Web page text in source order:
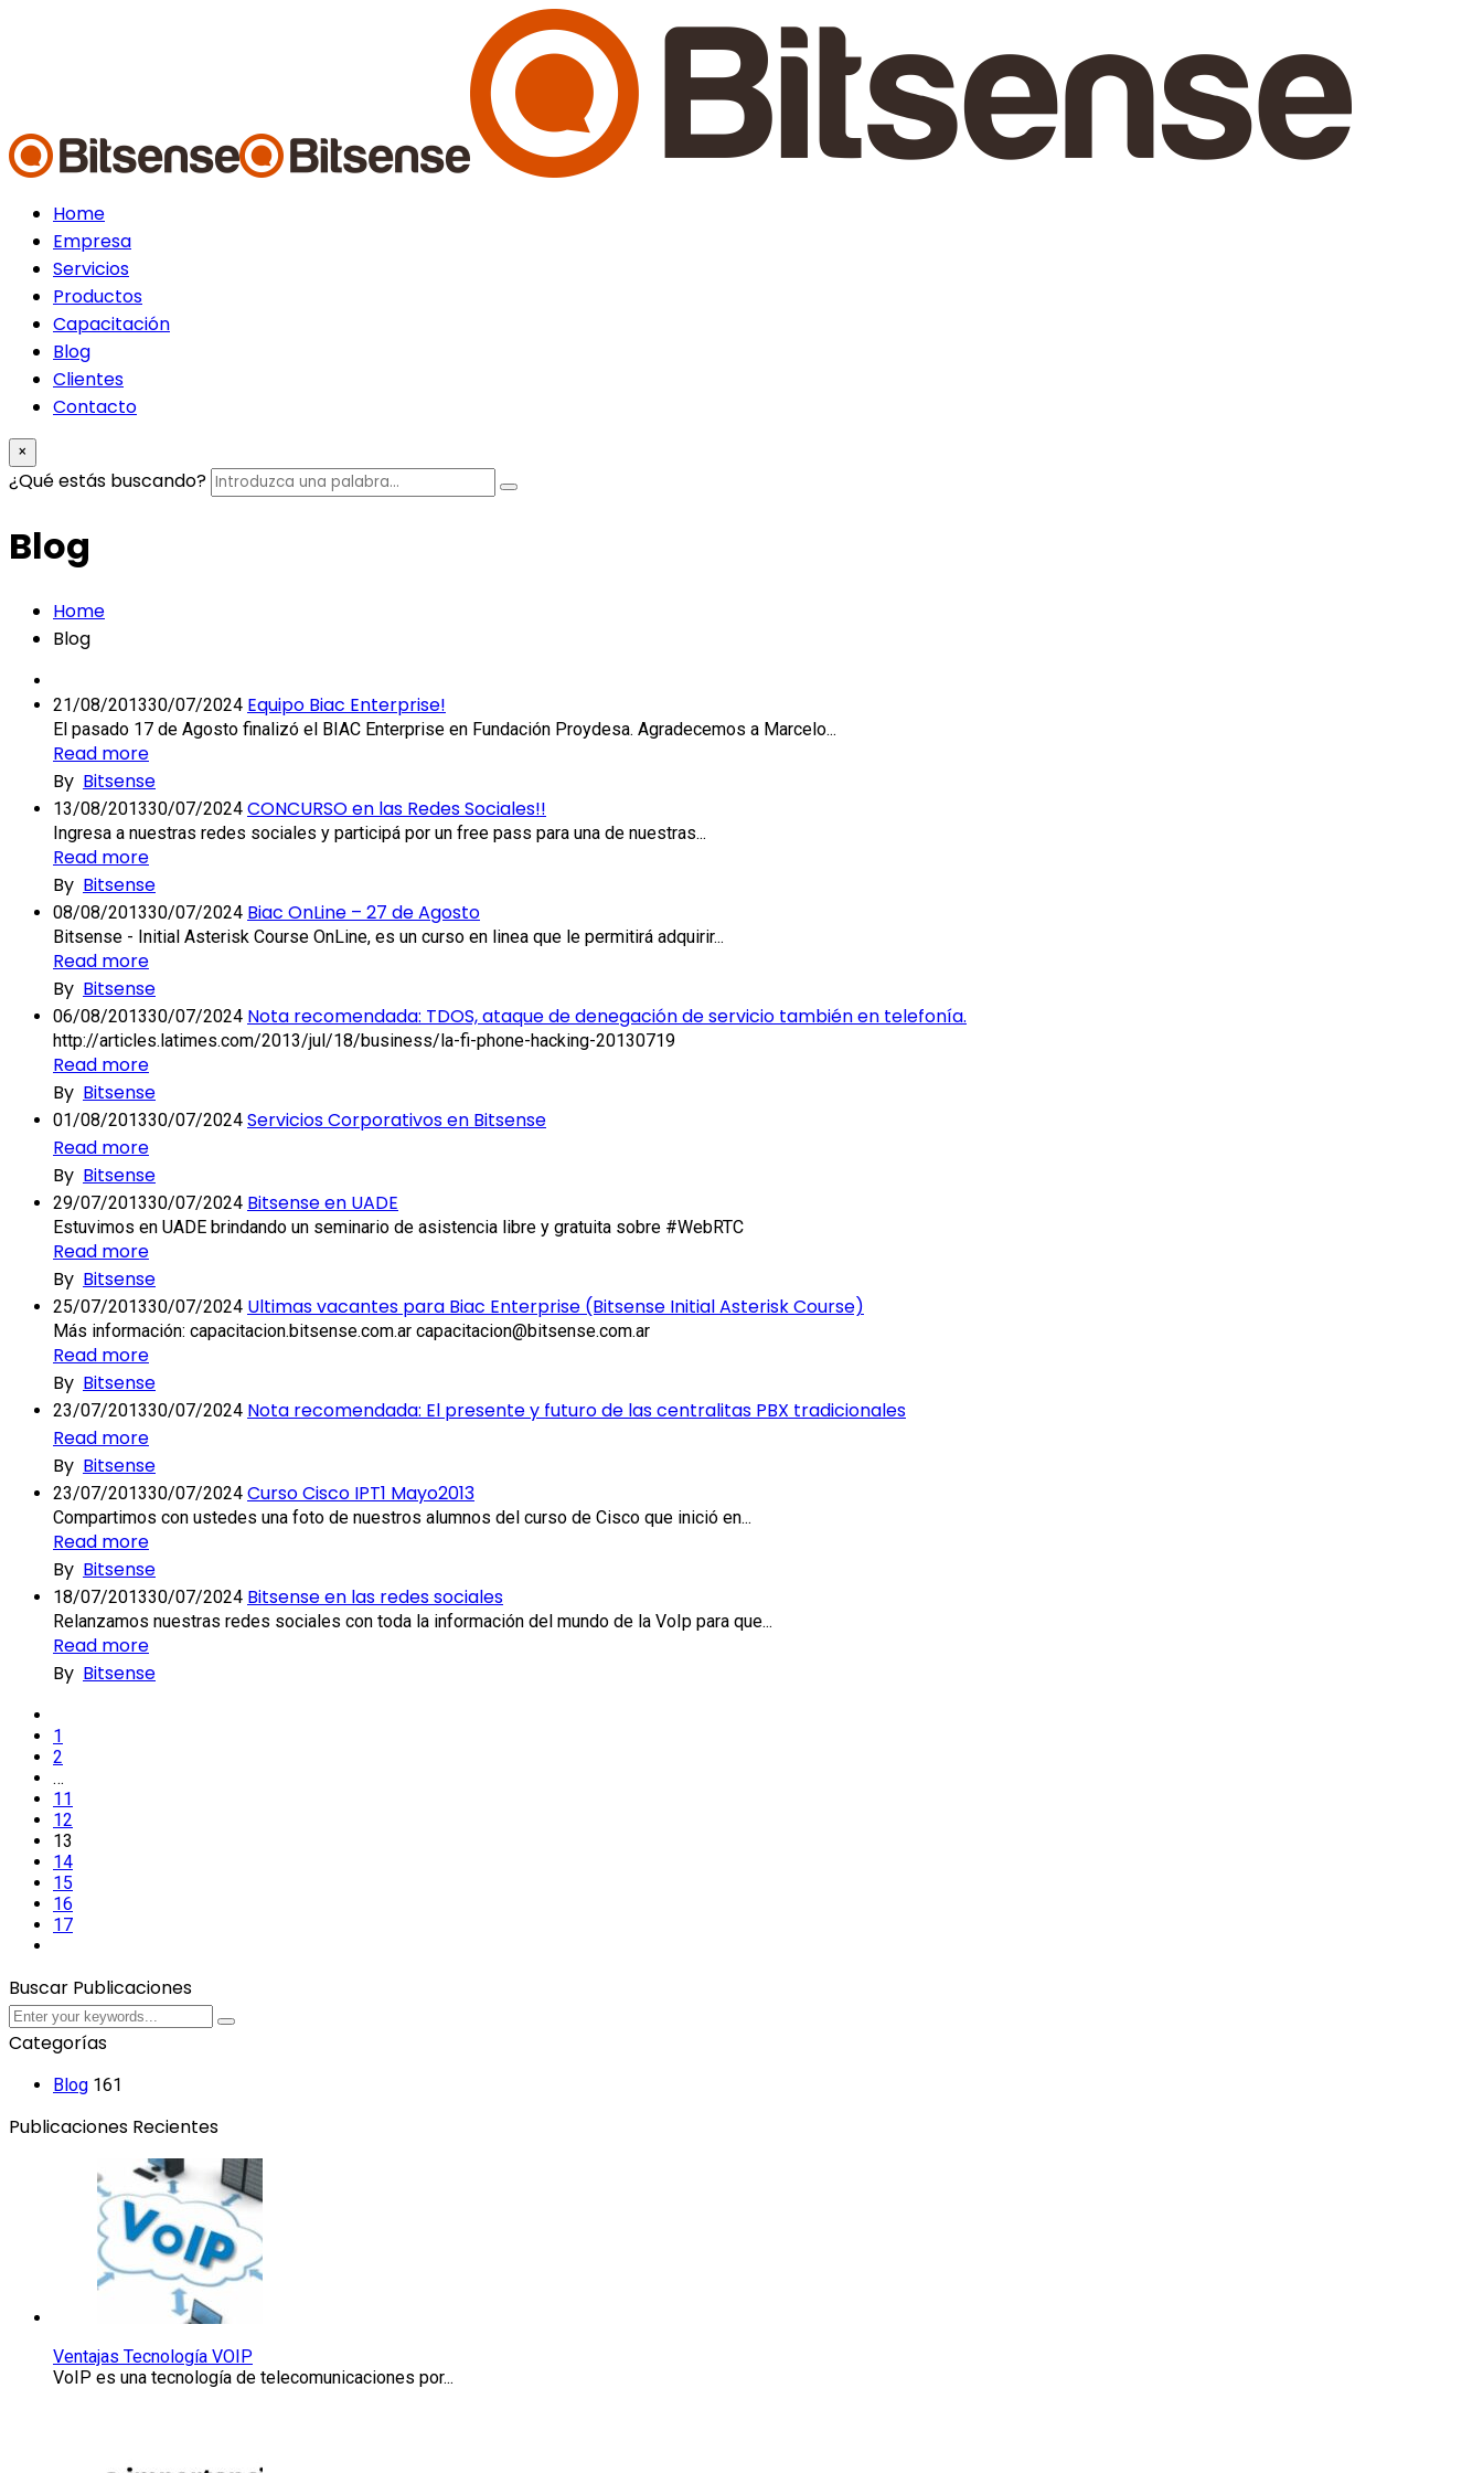
Home
Empresa
Servicios
Productos
Capacitación
Blog
Clientes
Contacto
search
form
icon
×
¿Qué estás buscando? Introduzca
una
Search
Blog
Home
Blog
21/08/201330/07/2024 Equipo Biac Enterprise!
El pasado 17 de Agosto finalizó el BIAC Enterprise en Fundación Proydesa. Agradecemos a Marcelo...
Read more
By Bitsense
13/08/201330/07/2024 CONCURSO en las Redes Sociales!!
Ingresa a nuestras redes sociales y participá por un free pass para una de nuestras...
Read more
By Bitsense
08/08/201330/07/2024 Biac OnLine – 27 de Agosto
Bitsense - Initial Asterisk Course OnLine, es un curso en linea que le permitirá adquirir...
Read more
By Bitsense
06/08/201330/07/2024 Nota recomendada: TDOS, ataque de denegación de servicio también en telefonía.
http://articles.latimes.com/2013/jul/18/business/la-fi-phone-hacking-20130719
Read more
By Bitsense
01/08/201330/07/2024 Servicios Corporativos en Bitsense
Read more
By Bitsense
29/07/201330/07/2024 Bitsense en UADE
Estuvimos en UADE brindando un seminario de asistencia libre y gratuita sobre #WebRTC
Read more
By Bitsense
25/07/201330/07/2024 Ultimas vacantes para Biac Enterprise (Bitsense Initial Asterisk Course)
Más información: capacitacion.bitsense.com.ar capacitacion@bitsense.com.ar
Read more
By Bitsense
23/07/201330/07/2024 Nota recomendada: El presente y futuro de las centralitas PBX tradicionales
Read more
By Bitsense
23/07/201330/07/2024 Curso Cisco IPT1 Mayo2013
Compartimos con ustedes una foto de nuestros alumnos del curso de Cisco que inició en...
Read more
By Bitsense
18/07/201330/07/2024 Bitsense en las redes sociales
Relanzamos nuestras redes sociales con toda la información del mundo de la VoIp para que...
Read more
By Bitsense
1
2
…
11
12
13
14
15
16
17
Buscar Publicaciones
Submit
Submit
Categorías
Blog 161
Publicaciones Recientes
Ventajas
VOIP
Ventajas Tecnología VOIP
VoIP es una tecnología de telecomunicaciones por...